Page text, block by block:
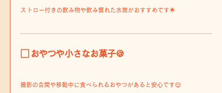
ストロー付きの飲み物や飲み慣れた水筒がおすすめです🌟
□ おやつや小さなお菓子🍪
撮影の合間や移動中に食べられるおやつがあると安心です😌